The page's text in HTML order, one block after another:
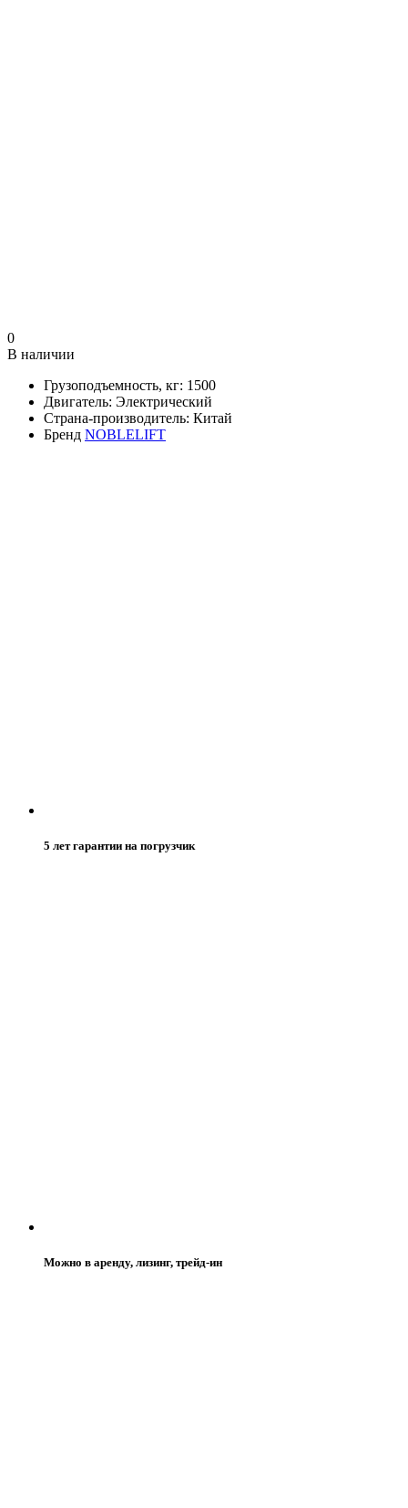
0
В наличии
Грузоподъемность, кг: 1500
Двигатель: Электрический
Страна-производитель: Китай
Бренд NOBLELIFT
5 лет гарантии на погрузчик
Можно в аренду, лизинг, трейд-ин